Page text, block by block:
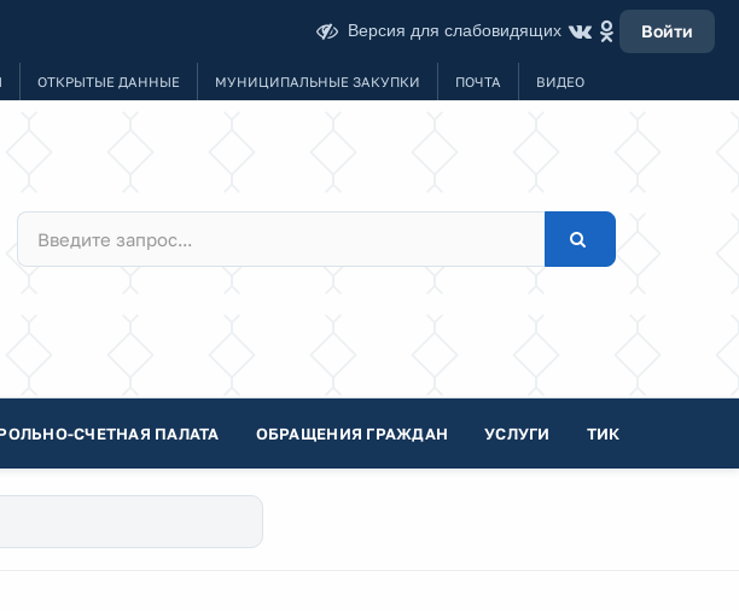
Версия для слабовидящих Войти
ОТКРЫТЫЕ ДАННЫЕ МУНИЦИПАЛЬНЫЕ ЗАКУПКИ ПОЧТА ВИДЕО
СЧЕТНАЯ ПАЛАТА ОБРАЩЕНИЯ ГРАЖДАН УСЛУГИ ТИК